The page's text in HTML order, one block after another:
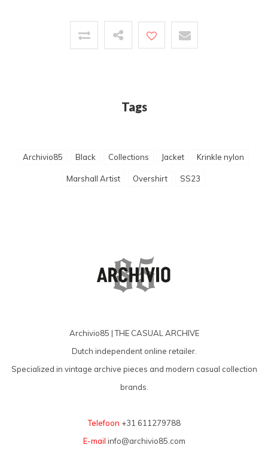
Tags
Archivio85 Black Collections Jacket Krinkle nylon
Marshall Artist Overshirt SS23
Archivio85 | THE CASUAL ARCHIVE
Dutch independent online retailer.
Specialized in vintage archive pieces and modern casual collection
brands.
Telefoon +31 611279788
E-mail info@archivio85.com